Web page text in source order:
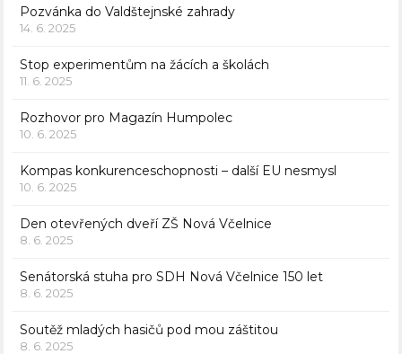
Pozvánka do Valdštejnské zahrady
14. 6. 2025
Stop experimentům na žácích a školách
11. 6. 2025
Rozhovor pro Magazín Humpolec
10. 6. 2025
Kompas konkurenceschopnosti – další EU nesmysl
10. 6. 2025
Den otevřených dveří ZŠ Nová Včelnice
8. 6. 2025
Senátorská stuha pro SDH Nová Včelnice 150 let
8. 6. 2025
Soutěž mladých hasičů pod mou záštitou
8. 6. 2025